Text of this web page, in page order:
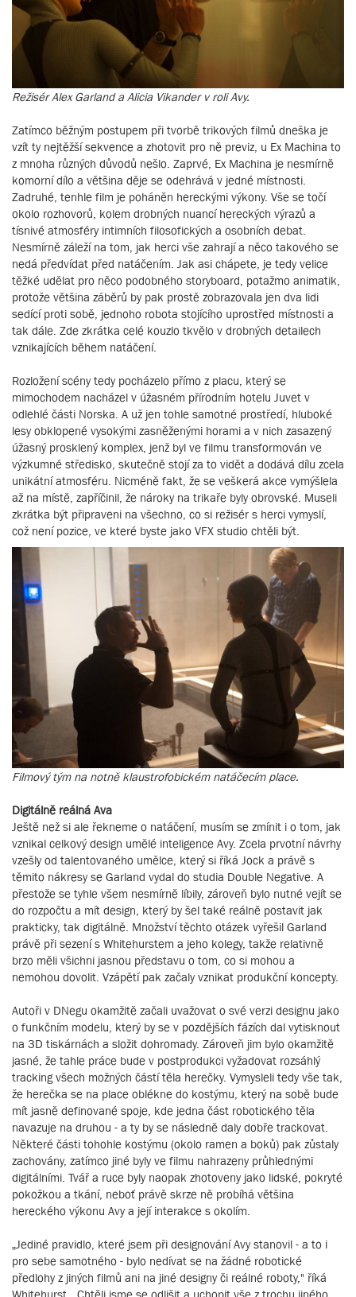
Režisér Alex Garland a Alicia Vikander v roli Avy.
Zatímco běžným postupem při tvorbě trikových filmů dneška je
vzít ty nejtěžší sekvence a zhotovit pro ně previz, u Ex Machina to
z mnoha různých důvodů nešlo. Zaprvé, Ex Machina je nesmírně
komorní dílo a většina děje se odehrává v jedné místnosti.
Zadruhé, tenhle film je poháněn hereckými výkony. Vše se točí
okolo rozhovorů, kolem drobných nuancí hereckých výrazů a
tísnivé atmosféry intimních filosofických a osobních debat.
Nesmírně záleží na tom, jak herci vše zahrají a něco takového se
nedá předvídat před natáčením. Jak asi chápete, je tedy velice
těžké udělat pro něco podobného storyboard, potažmo animatik,
protože většina záběrů by pak prostě zobrazovala jen dva lidi
sedící proti sobě, jednoho robota stojícího uprostřed místnosti a
tak dále. Zde zkrátka celé kouzlo tkvělo v drobných detailech
vznikajících během natáčení.
Rozložení scény tedy pocházelo přímo z placu, který se
mimochodem nacházel v úžasném přírodním hotelu Juvet v
odlehlé části Norska. A už jen tohle samotné prostředí, hluboké
lesy obklopené vysokými zasněženými horami a v nich zasazený
úžasný prosklený komplex, jenž byl ve filmu transformován ve
výzkumné středisko, skutečně stojí za to vidět a dodává dílu zcela
unikátní atmosféru. Nicméně fakt, že se veškerá akce vymýšlela
až na místě, zapříčinil, že nároky na trikaře byly obrovské. Museli
zkrátka být připraveni na všechno, co si režisér s herci vymyslí,
což není pozice, ve které byste jako VFX studio chtěli být.
Filmový tým na notně klaustrofobickém natáčecím place.
Digitálně reálná Ava
Ještě než si ale řekneme o natáčení, musím se zmínit i o tom, jak
vznikal celkový design umělé inteligence Avy. Zcela prvotní návrhy
vzešly od talentovaného umělce, který si říká Jock a právě s
těmito nákresy se Garland vydal do studia Double Negative. A
přestože se tyhle všem nesmírně líbily, zároveň bylo nutné vejít se
do rozpočtu a mít design, který by šel také reálně postavit jak
prakticky, tak digitálně. Množství těchto otázek vyřešil Garland
právě při sezení s Whitehurstem a jeho kolegy, takže relativně
brzo měli všichni jasnou představu o tom, co si mohou a
nemohou dovolit. Vzápětí pak začaly vznikat produkční koncepty.
Autoři v DNegu okamžitě začali uvažovat o své verzi designu jako
o funkčním modelu, který by se v pozdějších fázích dal vytisknout
na 3D tiskárnách a složit dohromady. Zároveň jim bylo okamžitě
jasné, že tahle práce bude v postprodukci vyžadovat rozsáhlý
tracking všech možných částí těla herečky. Vymysleli tedy vše tak,
že herečka se na place oblékne do kostýmu, který na sobě bude
mít jasně definované spoje, kde jedna část robotického těla
navazuje na druhou - a ty by se následně daly dobře trackovat.
Některé části tohohle kostýmu (okolo ramen a boků) pak zůstaly
zachovány, zatímco jiné byly ve filmu nahrazeny průhlednými
digitálními. Tvář a ruce byly naopak zhotoveny jako lidské, pokryté
pokožkou a tkání, neboť právě skrze ně probíhá většina
hereckého výkonu Avy a její interakce s okolím.
„Jediné pravidlo, které jsem při designování Avy stanovil - a to i
pro sebe samotného - bylo nedívat se na žádné robotické
předlohy z jiných filmů ani na jiné designy či reálné roboty," říká